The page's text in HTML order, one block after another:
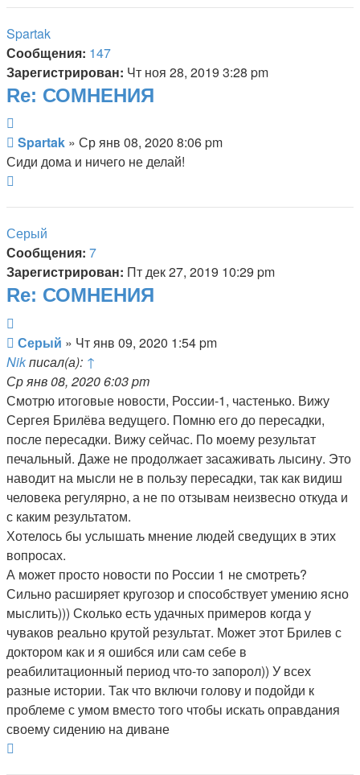
Spartak
Сообщения: 147
Зарегистрирован: Чт ноя 28, 2019 3:28 pm
Re: СОМНЕНИЯ
Сообщение
Spartak » Ср янв 08, 2020 8:06 pm
Сиди дома и ничего не делай!
Серый
Сообщения: 7
Зарегистрирован: Пт дек 27, 2019 10:29 pm
Re: СОМНЕНИЯ
Сообщение
Серый » Чт янв 09, 2020 1:54 pm
Nikписал(а): ↑
Ср янв 08, 2020 6:03 pm
Смотрю итоговые новости, России-1, частенько. Вижу
Сергея Брилёва ведущего. Помню его до пересадки,
после пересадки. Вижу сейчас. По моему результат
печальный. Даже не продолжает засаживать лысину. Это
наводит на мысли не в пользу пересадки, так как видиш
человека регулярно, а не по отзывам неизвесно откуда и
с каким результатом.
Хотелось бы услышать мнение людей сведущих в этих
вопросах.
А может просто новости по России 1 не смотреть?
Сильно расширяет кругозор и способствует умению ясно
мыслить))) Сколько есть удачных примеров когда у
чуваков реально крутой результат. Может этот Брилев с
доктором как и я ошибся или сам себе в
реабилитационный период что-то запорол)) У всех
разные истории. Так что включи голову и подойди к
проблеме с умом вместо того чтобы искать оправдания
своему сидению на диване